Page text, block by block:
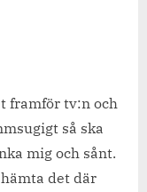
framför tv:n och
så ska
mig och sånt.
det där